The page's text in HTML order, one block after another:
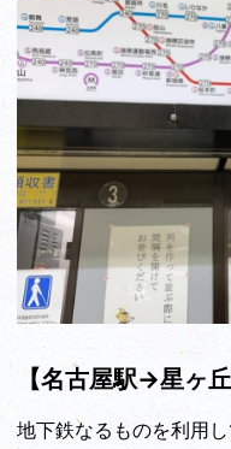
【名古屋駅→星ヶ丘
地下鉄なるものを利用し